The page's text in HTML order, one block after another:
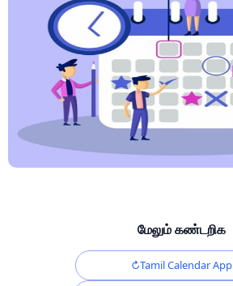
மேலும் கண்டறிக
Tamil Calendar App